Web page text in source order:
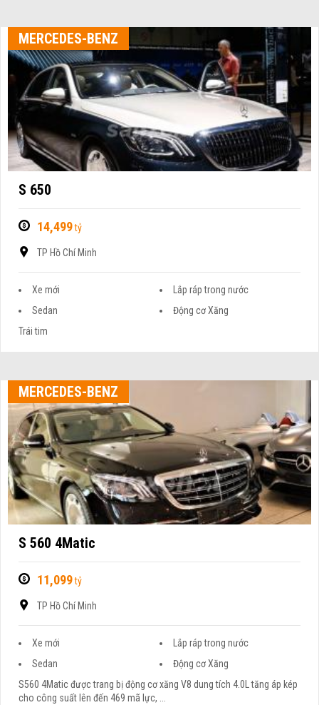
MERCEDES-BENZ
S 650
14,499tỷ
TP Hồ Chí Minh
Xe mới
Lắp ráp trong nước
Sedan
Động cơ Xăng
Trái tim
MERCEDES-BENZ
S 560 4Matic
11,099tỷ
TP Hồ Chí Minh
Xe mới
Lắp ráp trong nước
Sedan
Động cơ Xăng
S560 4Matic được trang bị động cơ xăng V8 dung tích 4.0L tăng áp kép
cho công suất lên đến 469 mã lực, ...